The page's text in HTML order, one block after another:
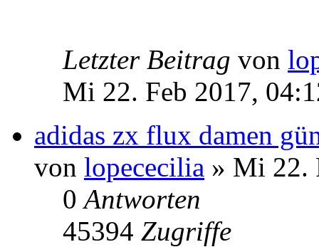
Letzter Beitrag von
Mi 22. Feb 2017,
adidas zx flux damen
von lopececilia » Mi 22.
0 Antworten
45394 Zugriffe